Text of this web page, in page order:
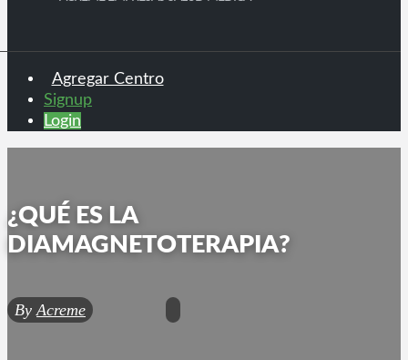
Agregar Centro
Signup
Login
¿QUÉ ES LA
DIAMAGNETOTERAPIA?
ByAcreme